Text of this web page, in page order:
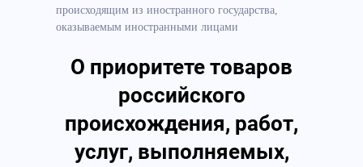
происходящим из иностранного государства,
оказываемым иностранными лицами
О приоритете товаров
российского
происхождения, работ,
услуг, выполняемых,